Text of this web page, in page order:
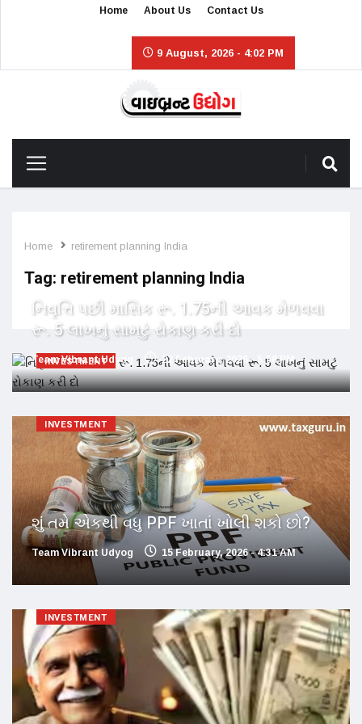
Home About Us Contact Us
9 August, 2026 - 4:02 PM
Home retirement planning India
Tag: retirement planning India
INVESTMENT
નિવૃત્તિ પછી માસિક રૂ. 1.75ની આવક મેળવવા
રૂ. 5 લાખનું સામટું રોકાણ કરી દો
Team Vibrant Udyog 22 February, 2026 - 5:58 PM
INVESTMENT
શું તમે એકથી વધુ PPF ખાતાં ખોલી શકો છો?
Team Vibrant Udyog 15 February, 2026 - 4:31 AM
INVESTMENT